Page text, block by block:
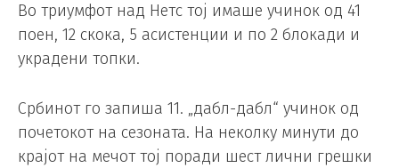
Во триумфот над Нетс тој имаше учинок од 41
поен, 12 скока, 5 асистенции и по 2 блокади и
украдени топки.
Србинот го запиша 11. „дабл-дабл“ учинок од
почетокот на сезоната. На неколку минути до
крајот на мечот тој поради шест лични грешки